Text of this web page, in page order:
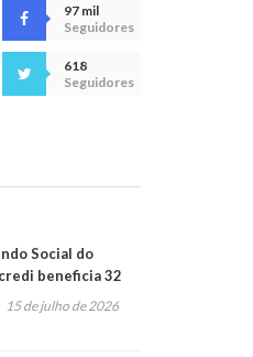
97 mil
Seguidores
618
Seguidores
Social do
beneficia 32
em
15 de julho de 2026